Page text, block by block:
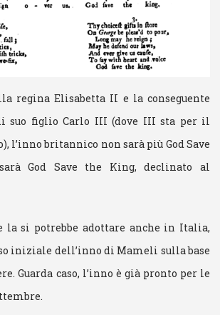
regina Elisabetta II e la conseguente
suo figlio Carlo III (dove III sta per il
l’inno britannico non sarà più God Save
God Save the King, declinato al
la si potrebbe adottare anche in Italia,
iniziale dell’inno di Mameli sulla base
Guarda caso, l’inno è già pronto per le